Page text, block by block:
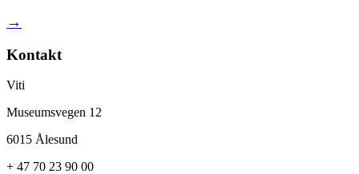
→
Kontakt
Viti
Museumsvegen 12
6015 Ålesund
+ 47 70 23 90 00